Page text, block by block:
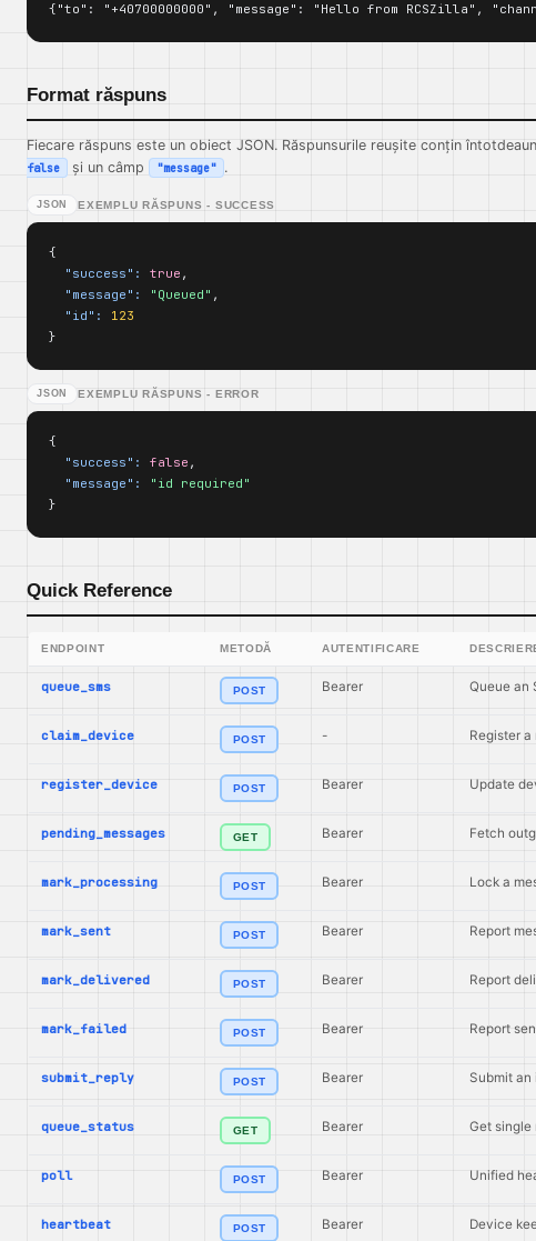
{"to": "+40700000000", "message": "Hello from RCSZilla",
Format răspuns
Fiecare răspuns este un obiect JSON. Răspunsurile reușite conțin
false
și un câmp "message" .
JSON EXEMPLU RĂSPUNS - SUCCESS
{
"success":
true ,
"message":
"Queued" ,
"id":
123
}
JSON EXEMPLU RĂSPUNS - ERROR
{
"success":
false ,
"message":
"id required"
}
Quick Reference
ENDPOINT METODĂ AUTENTIFICARE
queue_sms POST Bearer Queue an
claim_device POST - Register
register_device POST Bearer Update
pending_messages GET Bearer Fetch
mark_processing POST Bearer Lock a
mark_sent POST Bearer Report
mark_delivered POST Bearer Report
mark_failed POST Bearer Report
submit_reply POST Bearer Submit an
queue_status GET Bearer Get single
poll POST Bearer Unified
heartbeat POST Bearer Device